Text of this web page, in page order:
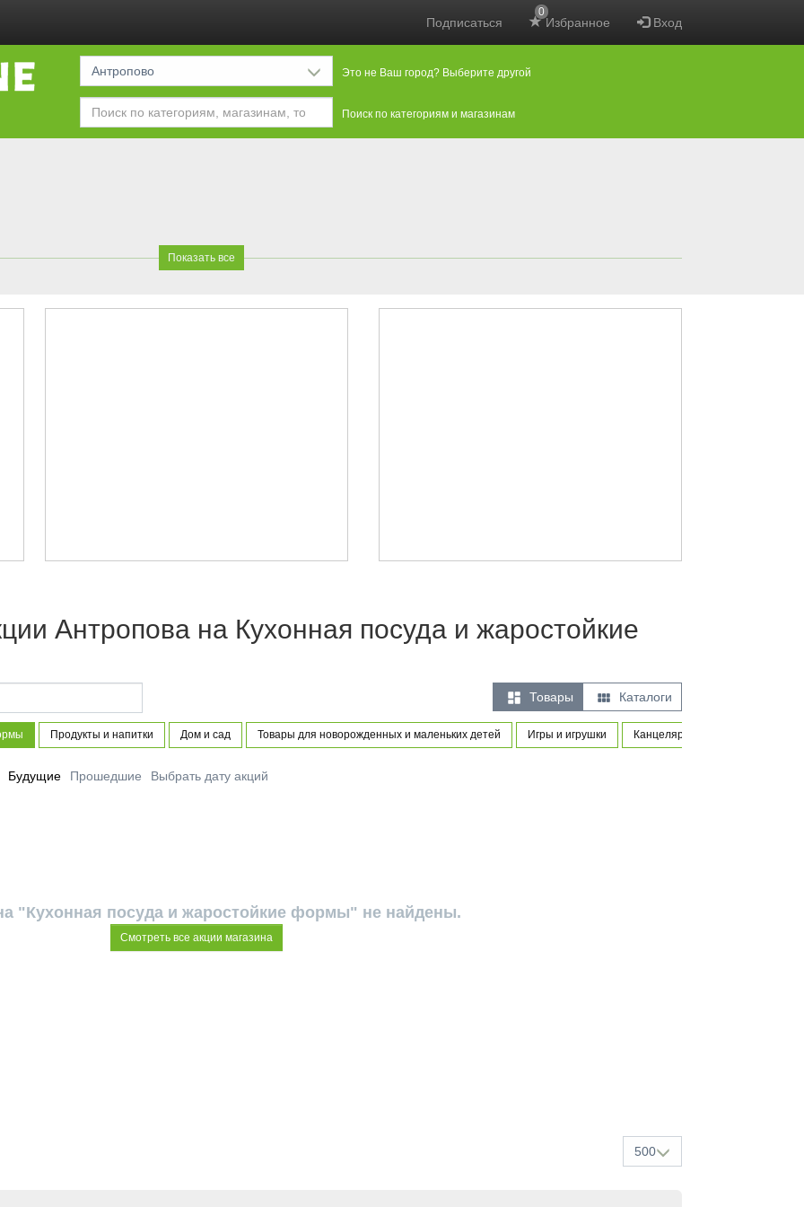
Подписаться Избранное
0
Вход
Антропово Это не Ваш город? Выберите другой
Поиск по категориям и магазинам
Показать все
Антропова на Кухонная посуда и жаростойкие
 Товары  Каталоги
Продукты и напитки Дом и сад Товары для новорожденных и маленьких детей Игры и игрушки Канцелярские товары
Будущие Прошедшие Выбрать дату акций
"Кухонная посуда и жаростойкие формы" не найдены.
Смотреть все акции магазина
500